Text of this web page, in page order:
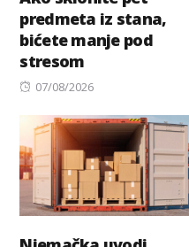
predmeta iz stana,
bićete manje pod
stresom
Posted
07/08/2026